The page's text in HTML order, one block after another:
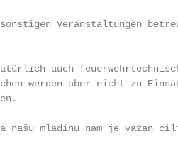
sonstigen Veranstaltungen
auch
werden aber nicht zu
mladinu nam je važan